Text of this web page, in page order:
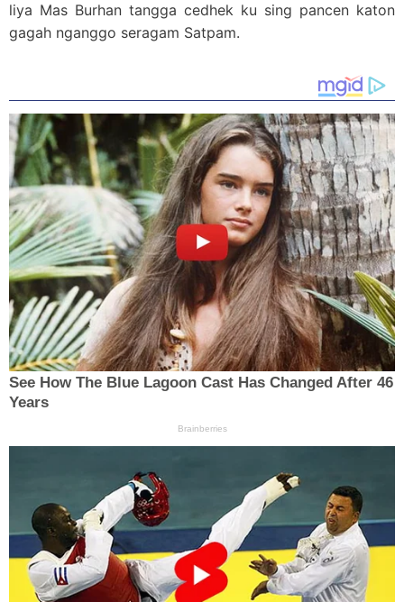
liya Mas Burhan tangga cedhek ku sing pancen katon
gagah nganggo seragam Satpam.